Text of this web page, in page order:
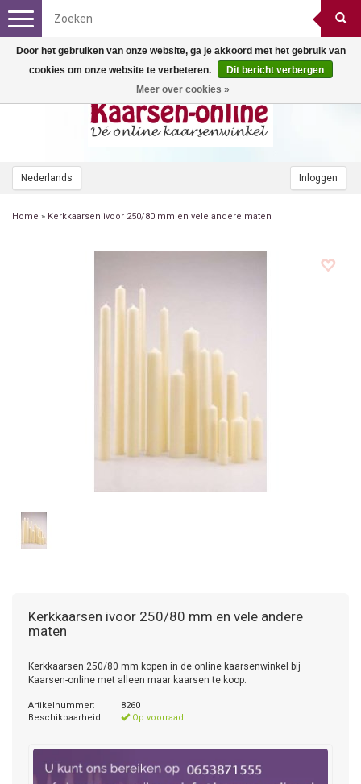
Nederlands Inloggen
Toggle
navigation
Home » Kerkkaarsen ivoor 250/80 mm en vele andere maten
Kerkkaarsen ivoor 250/80 mm en vele andere
maten
Kerkkaarsen 250/80 mm kopen in de online kaarsenwinkel bij
Kaarsen-online met alleen maar kaarsen te koop.
Artikelnummer:
8260
Beschikbaarheid:
Op voorraad
Door het gebruiken van onze website, ga je akkoord met het gebruik van
cookies om onze website te verbeteren.
Dit bericht verbergen
Meer over cookies »